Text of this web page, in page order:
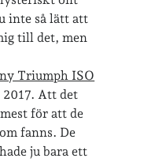
inte så lätt att
till det, men
Triumph ISO
Att det
för att de
fanns. De
ju bara ett